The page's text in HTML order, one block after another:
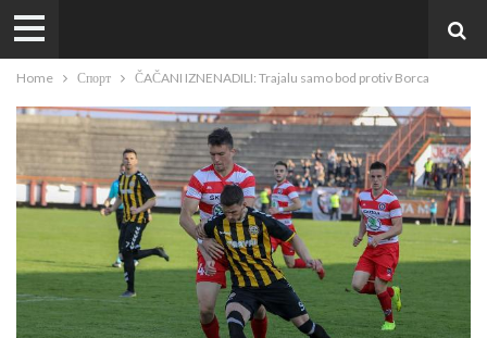
Home Спорт ČAČANI IZNENADILI: Trajalu samo bod protiv Borca